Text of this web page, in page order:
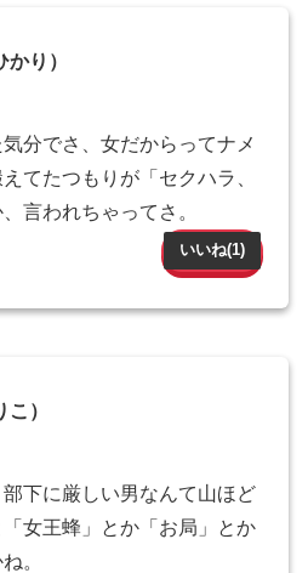
り）
分でさ、女だからってナメ
てたつもりが「セクハラ、
言われちゃってさ。
いいね(1)
）
下に厳しい男なんて山ほど
女王蜂」とか「お局」とか
。